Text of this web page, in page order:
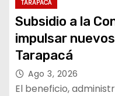
TARAPACÁ
Subsidio a la
impulsar
Tarapacá
Ago 3, 2026
El beneficio,